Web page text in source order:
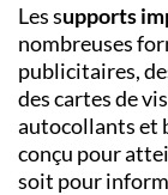
Les supports
nombreuses
publicitaires,
des cartes de
autocollants et
conçu pour
soit pour